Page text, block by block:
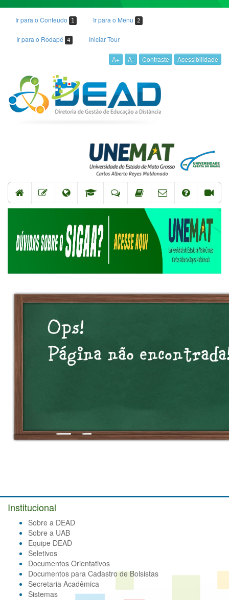
Ir para o Conteudo 1 Ir para o Menu 2
Ir para o Rodapé 4 Iniciar Tour
A+ A- Contraste Acessibilidade
Institucional
Sobre a DEAD
Sobre a UAB
Equipe DEAD
Seletivos
Documentos Orientativos
Documentos para Cadastro de Bolsistas
Secretaria Acadêmica
Sistemas